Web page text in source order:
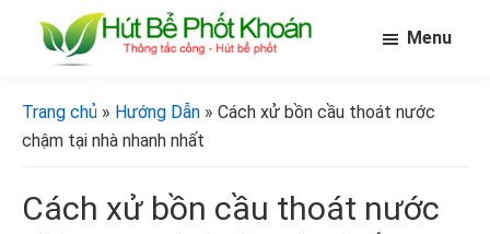
phốt
khoán]
bể
phốt
Menu
Trang chủ » Hướng Dẫn » Cách xử bồn cầu thoát nước
chậm tại nhà nhanh nhất
Cách xử bồn cầu thoát nước